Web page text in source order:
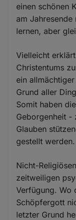
einen schönen
am
lernen, aber
Vielleicht
Christentums
ein
Grund aller
Somit haben
Geborgenheit -
Glauben
gestellt werden.
Nicht-
zeitweiligen
Verfügung. Wo
Schöpfergott
letzter Grund